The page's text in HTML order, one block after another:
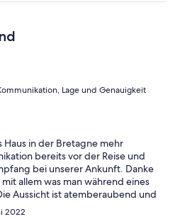
hilfsbereit. Wir kommen
Lage und Genauigkeit
Haus in der Bretagne mehr
bereits vor der Reise und
bei unserer Ankunft. Danke
allem was man während eines
Aussicht ist atemberaubend und
betreten ist
2022